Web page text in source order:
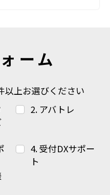
ーム
以上お選びください
2. アバトレ
4. 受付DXサポー
ト